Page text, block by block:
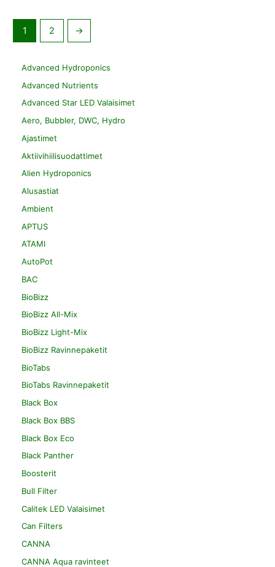
Advanced Hydroponics
Advanced Nutrients
Advanced Star LED Valaisimet
Aero, Bubbler, DWC, Hydro
Ajastimet
Aktiivihiilisuodattimet
Alien Hydroponics
Alusastiat
Ambient
APTUS
ATAMI
AutoPot
BAC
BioBizz
BioBizz All-Mix
BioBizz Light-Mix
BioBizz Ravinnepaketit
BioTabs
BioTabs Ravinnepaketit
Black Box
Black Box BBS
Black Box Eco
Black Panther
Boosterit
Bull Filter
Calitek LED Valaisimet
Can Filters
CANNA
CANNA Aqua ravinteet
1 2 →